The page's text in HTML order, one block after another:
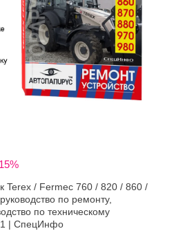
Terex / Fermec 760 / 820 / 860 /
по ремонту,
по техническому
| СпецИнфо